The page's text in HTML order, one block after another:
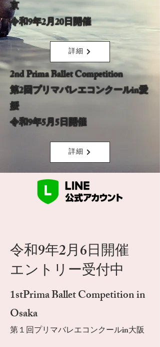
京
令和9年2月20日開催
詳細
2nd Prima Ballet Competition​
第2回プリマバレエコンクールin愛
媛
令和9年5月5日開催
詳細
令和9年2月6日開催
エントリー受付中
1stPrima Ballet Competition​ in
Osaka
第１回プリマバレエコンクールin大阪